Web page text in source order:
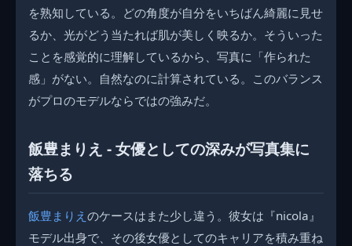
を熟知している。どの角度が自分をいちばん綺麗に見せ
るか、光がどう当たれば肌が美しく映るか。そういった
ことを感覚的に理解しているから、写真に「作られた
感」がない。自然なのに計算されている。このバランス
がプロのモデルならではの強みだ。
飯豊まりえ - 女優としての深みが写真集に
落ちる
飯豊まりえ のケースはまた少し違う。彼女は『nicola』
モデル出身で、その後女優としてのキャリアを積み重ね